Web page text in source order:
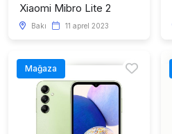
Xiaomi Mibro Lite 2
Bakı 11 aprel 2023
Mağaza